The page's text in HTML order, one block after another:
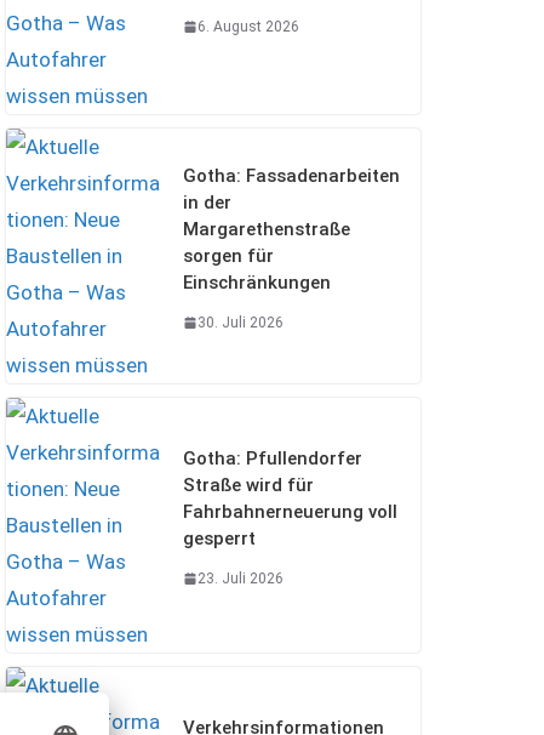
6. August 2026
Gotha: Fassadenarbeiten
in der
Margarethenstraße
sorgen für
Einschränkungen
30. Juli 2026
Gotha: Pfullendorfer
Straße wird für
Fahrbahnerneuerung voll
gesperrt
23. Juli 2026
Verkehrsinformationen